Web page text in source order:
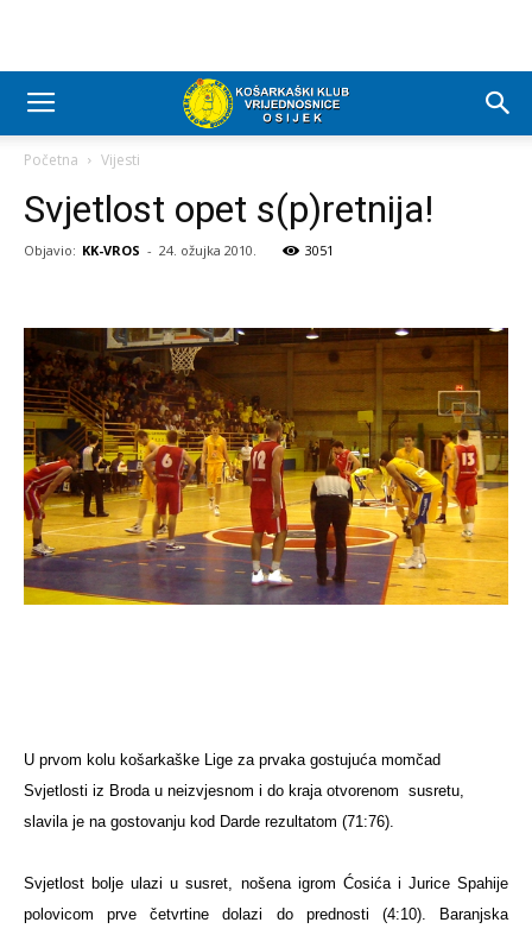
Početna Vijesti
Svjetlost opet s(p)retnija!
Objavio: KK-VROS - 24. ožujka 2010. 3051
U prvom kolu košarkaške Lige za prvaka gostujuća momčad
Svjetlosti iz Broda u neizvjesnom i do kraja otvorenom susretu,
slavila je na gostovanju kod Darde rezultatom (71:76).
Svjetlost bolje ulazi u susret, nošena igrom Ćosića i Jurice Spahije
polovicom prve četvrtine dolazi do prednosti (4:10). Baranjska